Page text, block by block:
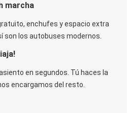
marcha
enchufes y espacio extra
son los autobuses modernos.
en segundos. Tú haces la
encargamos del resto.